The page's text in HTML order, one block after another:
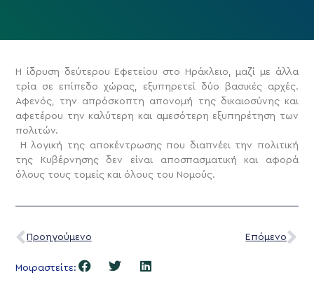
Η ίδρυση δεύτερου Εφετείου στο Ηράκλειο, μαζί με άλλα
τρία σε επίπεδο χώρας, εξυπηρετεί δύο βασικές αρχές.
Αφενός, την απρόσκοπτη απονομή της δικαιοσύνης και
αφετέρου την καλύτερη και αμεσότερη εξυπηρέτηση των
πολιτών.
Η λογική της αποκέντρωσης που διαπνέει την πολιτική
της Κυβέρνησης δεν είναι αποσπασματική και αφορά
όλους τους τομείς και όλους του Νομούς.
Προηγούμενο Επόμενο
Μοιραστείτε: